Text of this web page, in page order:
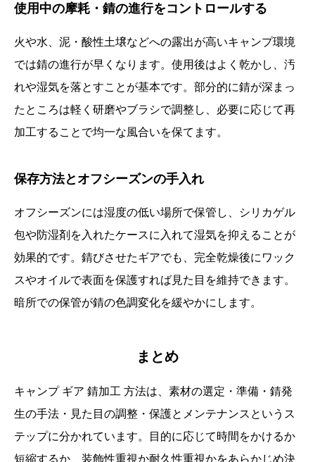
使用中の摩耗・錆の進行をコントロールする
火や水、泥・酸性土壌などへの露出が高いキャンプ環境
では錆の進行が早くなります。使用後はよく乾かし、汚
れや湿気を落とすことが基本です。部分的に錆が深まっ
たところは軽く研磨やブラシで調整し、必要に応じて再
加工することで均一な風合いを保てます。
保存方法とオフシーズンの手入れ
オフシーズンには湿度の低い場所で保管し、シリカゲル
包や防湿剤を入れたケースに入れて湿気を抑えることが
効果的です。錆びさせたギアでも、完全乾燥後にワック
スやオイルで表面を保護すれば見た目を維持できます。
暗所での保管が錆の色調変化を緩やかにします。
まとめ
キャンプ ギア 錆加工 方法は、素材の選定・準備・錆発
生の手法・見た目の調整・保護とメンテナンスというス
テップに分かれています。目的に応じて時間をかけるか
短縮するか、装飾性重視か耐久性重視かをあらかじめ決